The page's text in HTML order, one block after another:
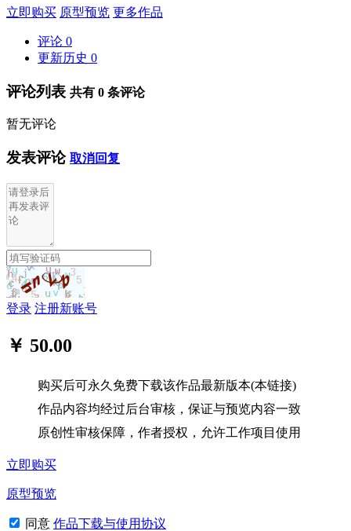
立即购买 原型预览 更多作品
评论 0
更新历史 0
评论列表 共有 0 条评论
暂无评论
发表评论 取消回复
登录 注册新账号
￥ 50.00
购买后可永久免费下载该作品最新版本(本链接)
作品内容均经过后台审核，保证与预览内容一致
原创性审核保障，作者授权，允许工作项目使用
立即购买
原型预览
同意 作品下载与使用协议